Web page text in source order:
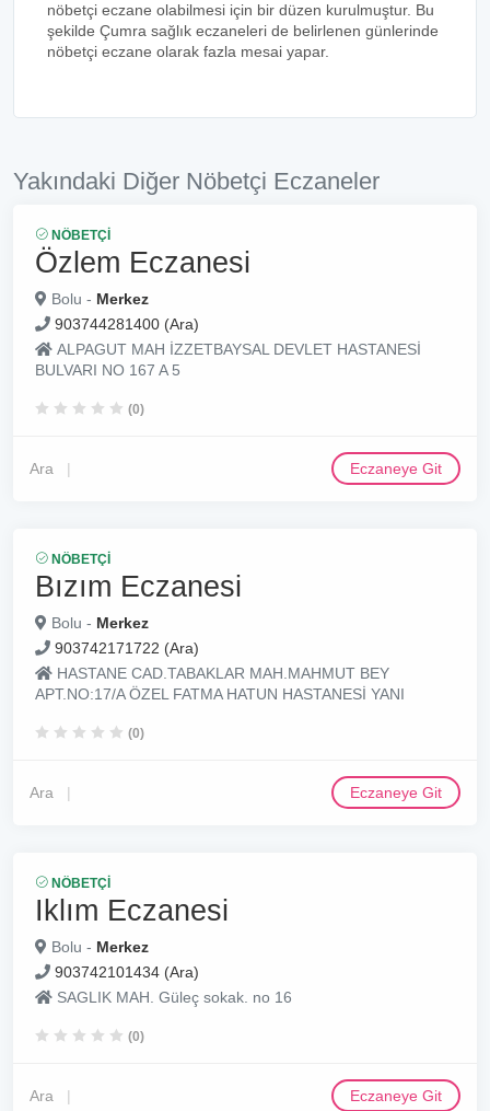
nöbetçi eczane olabilmesi için bir düzen kurulmuştur. Bu
şekilde Çumra sağlık eczaneleri de belirlenen günlerinde
nöbetçi eczane olarak fazla mesai yapar.
Yakındaki Diğer Nöbetçi Eczaneler
NÖBETÇI
Özlem Eczanesi
Bolu - Merkez
903744281400 (Ara)
ALPAGUT MAH İZZETBAYSAL DEVLET HASTANESİ
BULVARI NO 167 A 5
(0)
Ara Eczaneye Git
NÖBETÇI
Bızım Eczanesi
Bolu - Merkez
903742171722 (Ara)
HASTANE CAD.TABAKLAR MAH.MAHMUT BEY
APT.NO:17/A ÖZEL FATMA HATUN HASTANESİ YANI
(0)
Ara Eczaneye Git
NÖBETÇI
Iklım Eczanesi
Bolu - Merkez
903742101434 (Ara)
SAGLIK MAH. Güleç sokak. no 16
(0)
Ara Eczaneye Git